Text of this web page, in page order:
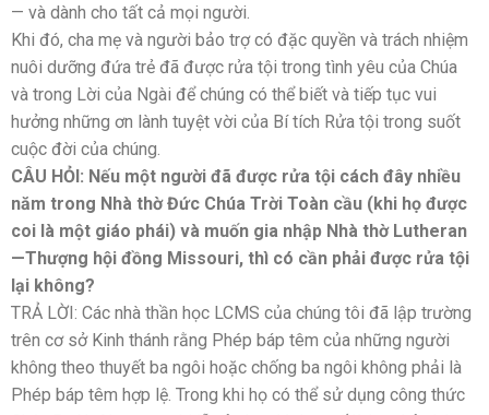
— và dành cho tất cả mọi người.
Khi đó, cha mẹ và người bảo trợ có đặc quyền và trách nhiệm
nuôi dưỡng đứa trẻ đã được rửa tội trong tình yêu của Chúa
và trong Lời của Ngài để chúng có thể biết và tiếp tục vui
hưởng những ơn lành tuyệt vời của Bí tích Rửa tội trong suốt
cuộc đời của chúng.
CÂU HỎI: Nếu một người đã được rửa tội cách đây nhiều
năm trong Nhà thờ Đức Chúa Trời Toàn cầu (khi họ được
coi là một giáo phái) và muốn gia nhập Nhà thờ Lutheran
—Thượng hội đồng Missouri, thì có cần phải được rửa tội
lại không?
TRẢ LỜI: Các nhà thần học LCMS của chúng tôi đã lập trường
trên cơ sở Kinh thánh rằng Phép báp têm của những người
không theo thuyết ba ngôi hoặc chống ba ngôi không phải là
Phép báp têm hợp lệ. Trong khi họ có thể sử dụng công thức